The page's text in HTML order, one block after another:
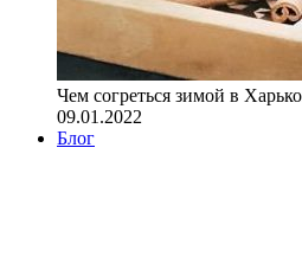
Чем согреться зимой в
09.01.2022
Блог